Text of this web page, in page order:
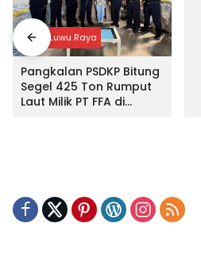
Input Luwu Raya
Pangkalan PSDKP Bitung
Segel 425 Ton Rumput
Laut Milik PT FFA di